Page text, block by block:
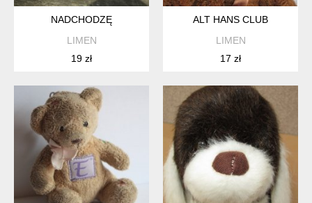
NADCHODZĘ
LIMEN
19 zł
ALT HANS CLUB
LIMEN
17 zł